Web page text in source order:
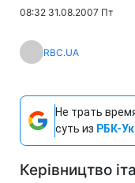
08:32 31.08.2007 Пт
RBC.UA
Не трать
суть из РБК-
Керівництво